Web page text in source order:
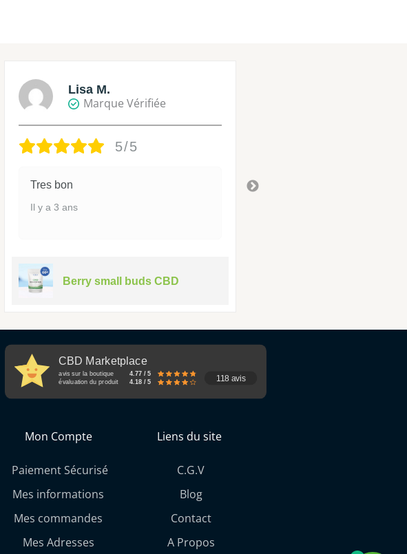
Lisa M.
Marque Vérifiée
5/5
Tres bon
Il y a 3 ans
Berry small buds CBD
CBD Marketplace
avis sur la boutique
4.77 / 5
évaluation du produit
4.18 / 5 118 avis
Mon Compte
Paiement Sécurisé
Mes informations
Mes commandes
Mes Adresses
Liens du site
C.G.V
Blog
Contact
A Propos